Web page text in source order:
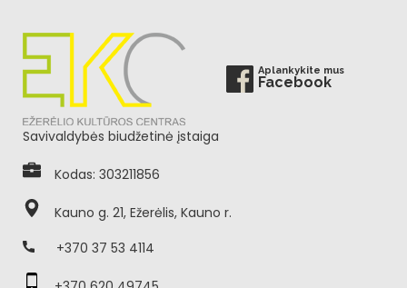
Aplankykite mus
Facebook
Savivaldybės biudžetinė įstaiga
Kodas: 303211856
Kauno g. 21, Ežerėlis, Kauno r.
+370 37 53 4114